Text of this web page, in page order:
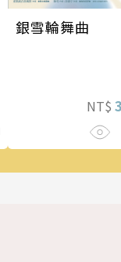
銀雪輪舞曲
NT$